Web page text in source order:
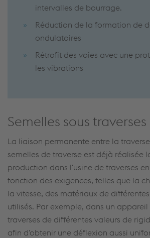
intervalles de bourrage.
Réduction de la formation de
ondulatoires
Rétrofit des voies avec une
les vibrations
Semelles sous traverses
La liaison permanente entre la
semelles de traverse est déjà réalisée
production dans l'usine de traverses
fonction des exigences, telles que la
la vitesse, des matériaux de
utilisés. Par exemple, dans un
traverses de différentes valeurs de
afin d'obtenir une déflexion aussi